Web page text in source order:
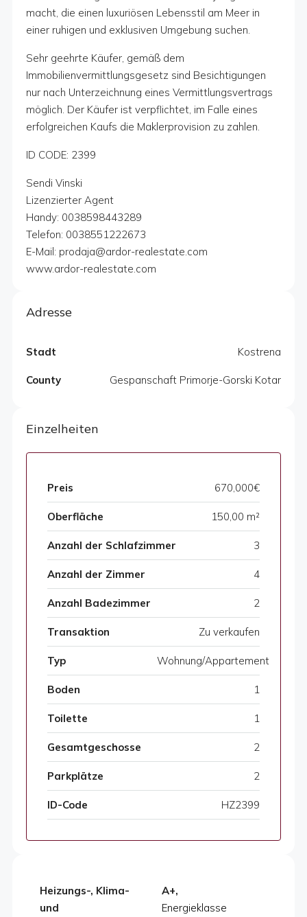
macht, die einen luxuriösen Lebensstil am Meer in
einer ruhigen und exklusiven Umgebung suchen.
Sehr geehrte Käufer, gemäß dem
Immobilienvermittlungsgesetz sind Besichtigungen
nur nach Unterzeichnung eines Vermittlungsvertrags
möglich. Der Käufer ist verpflichtet, im Falle eines
erfolgreichen Kaufs die Maklerprovision zu zahlen.
ID CODE: 2399
Sendi Vinski
Lizenzierter Agent
Handy: 0038598443289
Telefon: 0038551222673
E-Mail: prodaja@ardor-realestate.com
www.ardor-realestate.com
Adresse
Stadt Kostrena
County Gespanschaft Primorje-Gorski Kotar
Einzelheiten
Preis 670,000€
Oberfläche 150,00 m²
Anzahl der Schlafzimmer 3
Anzahl der Zimmer 4
Anzahl Badezimmer 2
Transaktion Zu verkaufen
Typ Wohnung/Appartement
Boden 1
Toilette 1
Gesamtgeschosse 2
Parkplätze 2
ID-Code HZ2399
Heizungs-, Klima-
und
A+,
Energieklasse